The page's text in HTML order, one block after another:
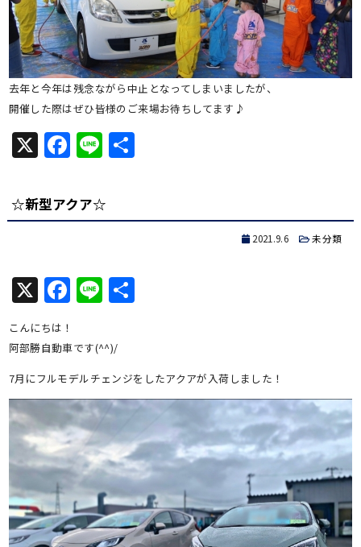
去年と今年は残念ながら中止となってしまいましたが、
開催した際はぜひ皆様のご来場お待ちしてます♪
X Facebook
Line共
☆新型アクア☆
2021.9.6 未分類
X Facebook
Line共
こんにちは！
阿部勝自動車です(^^)/
7月にフルモデルチェンジをしたアクアが入荷しました！